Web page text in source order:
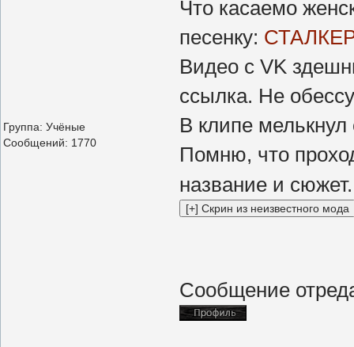
Группа: Учёные
Сообщений: 1770
Что касаемо
песенку:
Видео с VK
ссылка. Не
В клипе
Помню, что
название и
Сообщение